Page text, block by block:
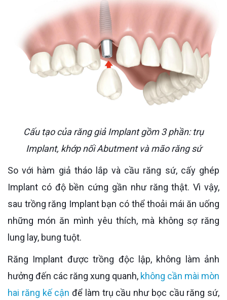
Cấu tạo của răng giả Implant gồm 3 phần: trụ
Implant, khớp nối Abutment và mão răng sứ
So với hàm giả tháo lắp và cầu răng sứ, cấy ghép
Implant có độ bền cứng gần như răng thật. Vì vậy,
sau trồng răng Implant bạn có thể thoải mái ăn uống
những món ăn mình yêu thích, mà không sợ răng
lung lay, bung tuột.
Răng Implant được trồng độc lập, không làm ảnh
hưởng đến các răng xung quanh, không cần mài mòn
hai răng kế cận để làm trụ cầu như bọc cầu răng sứ,